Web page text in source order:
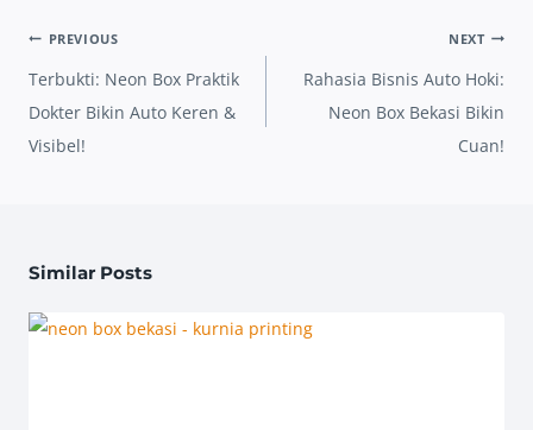
Post
navigation
PREVIOUS
Terbukti: Neon Box Praktik
Dokter Bikin Auto Keren &
Visibel!
NEXT
Rahasia Bisnis Auto Hoki:
Neon Box Bekasi Bikin
Cuan!
Similar Posts